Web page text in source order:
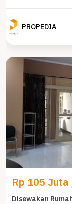
PROPEDIA
Rp 105